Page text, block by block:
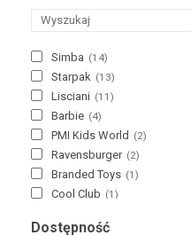
Simba (14)
Starpak (13)
Lisciani (11 )
Barbie (4)
PMI Kids World (2)
Ravensburger (2)
Branded Toys (1 )
Cool Club (1 )
Dostępność